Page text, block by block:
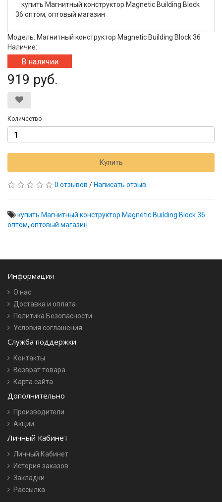
купить Магнитный конструктор Magnetic Building Block
36 оптом, оптовый магазин
Модель: Магнитный конструктор Magnetic Building Block 36
Наличие:
В наличии
919 руб.
Количество
Купить
0 отзывов / Написать отзыв
купить Магнитный конструктор Magnetic Building Block 36
оптом, оптовый магазин
Информация
О нас
Доставка и оплата
Политика Безопасности
Условия соглашения
Служба поддержки
Контакты
Возврат товара
Карта сайта
Дополнительно
Производители
Акции
Личный Кабинет
Личный Кабинет
История заказов
Закладки
Рассылка